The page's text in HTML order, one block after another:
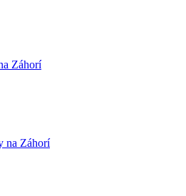
Záhorí
na Záhorí